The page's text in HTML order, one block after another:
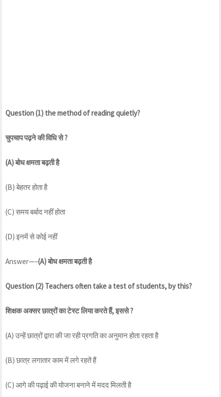
Question (1) the method of reading quietly?
चुपचापपढ़नेकीविधिसे?
(A)बोधक्षमताबढ़तीहै
(B) बेहतर होता है
(C) समय बर्बाद नहीं होता
(D) इनमें से कोई नहीं
Answer—–(A)बोधक्षमताबढ़तीहै
Question (2) Teachers often take a test of students, by this?
शिक्षकअक्सरछात्रोंकाटेस्टलियाकरतेहैं,इससे?
(A) उन्हें छात्रों द्वारा की जा रही प्रगति का अनुमान होता रहता है
(B) छात्र लगातार काम में लगे रहतें हैं
(C) आगे की पढ़ाई की योजना बनाने में मदद मिलती है